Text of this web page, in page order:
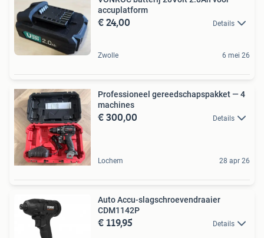
accuplatform
€ 24,00 Details
Zwolle 6 mei 26
Professioneel gereedschapspakket — 4
machines
€ 300,00 Details
Lochem 28 apr 26
Auto Accu-slagschroevendraaier
CDM1142P
€ 119,95 Details